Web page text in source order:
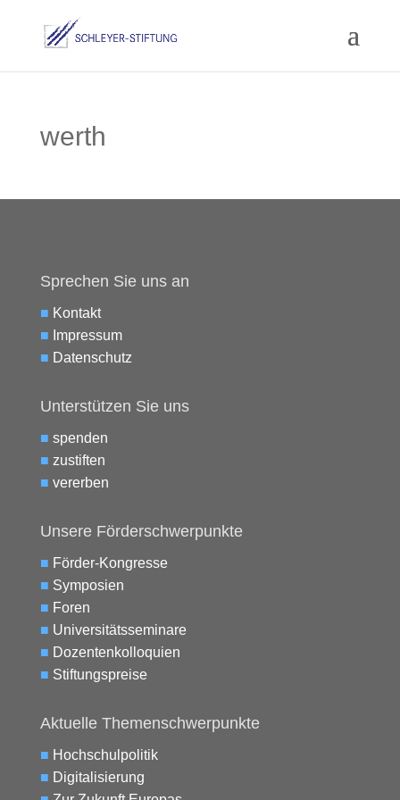
werth
Sprechen Sie uns an
■ Kontakt
■ Impressum
■ Datenschutz
Unterstützen Sie uns
■ spenden
■ zustiften
■ vererben
Unsere Förderschwerpunkte
■ Förder-Kongresse
■ Symposien
■ Foren
■ Universitätsseminare
■ Dozentenkolloquien
■ Stiftungspreise
Aktuelle Themenschwerpunkte
■ Hochschulpolitik
■ Digitalisierung